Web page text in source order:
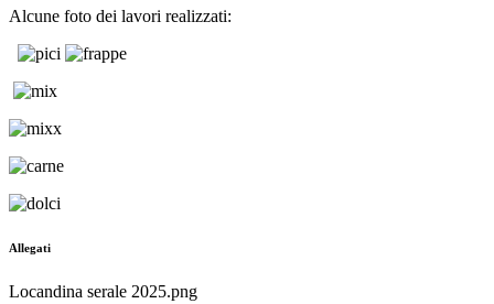
Alcune foto dei lavori realizzati:
Allegati
Locandina serale 2025.png